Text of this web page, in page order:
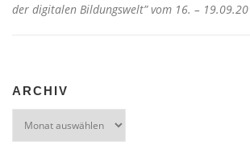
der digitalen Bildungswelt” vom 16. –
ARCHIV